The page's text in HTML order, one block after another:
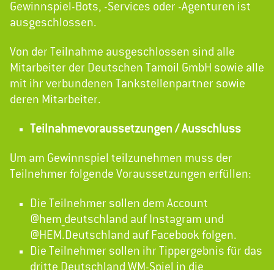
Gewinnspiel-Bots, -Services oder -Agenturen ist
ausgeschlossen.
Von der Teilnahme ausgeschlossen sind alle
Mitarbeiter der Deutschen Tamoil GmbH sowie alle
mit ihr verbundenen Tankstellenpartner sowie
deren Mitarbeiter.
Teilnahmevoraussetzungen / Ausschluss
Um am Gewinnspiel teilzunehmen muss der
Teilnehmer folgende Voraussetzungen erfüllen:
Die Teilnehmer sollen dem Account
@hem_deutschland auf Instagram und
@HEM.Deutschland auf Facebook folgen.
Die Teilnehmer sollen ihr Tippergebnis für das